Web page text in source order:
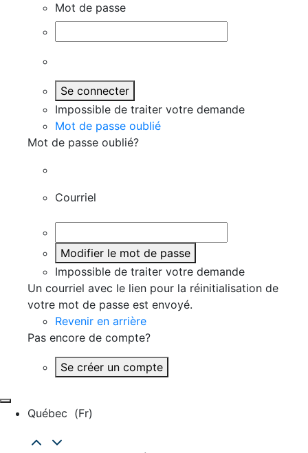
Mot de passe
Se connecter
Impossible de traiter votre demande
Mot de passe oublié
Mot de passe oublié?
Courriel
Modifier le mot de passe
Impossible de traiter votre demande
Un courriel avec le lien pour la réinitialisation de
votre mot de passe est envoyé.
Revenir en arrière
Pas encore de compte?
Se créer un compte
Québec (fr)